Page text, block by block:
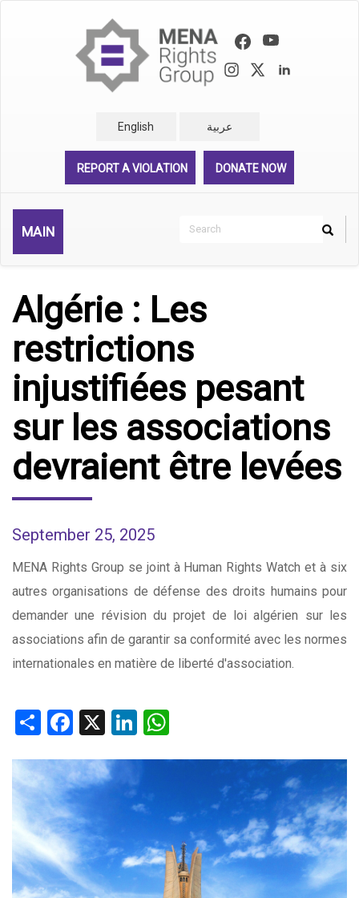
English عربية
REPORT A VIOLATION DONATE NOW
MAIN
Search
Search
Algérie : Les
restrictions
injustifiées pesant
sur les associations
devraient être levées
September 25, 2025
MENA Rights Group se joint à Human Rights Watch et à six
autres organisations de défense des droits humains pour
demander une révision du projet de loi algérien sur les
associations afin de garantir sa conformité avec les normes
internationales en matière de liberté d'association.
ShareFacebook
X LinkedIn